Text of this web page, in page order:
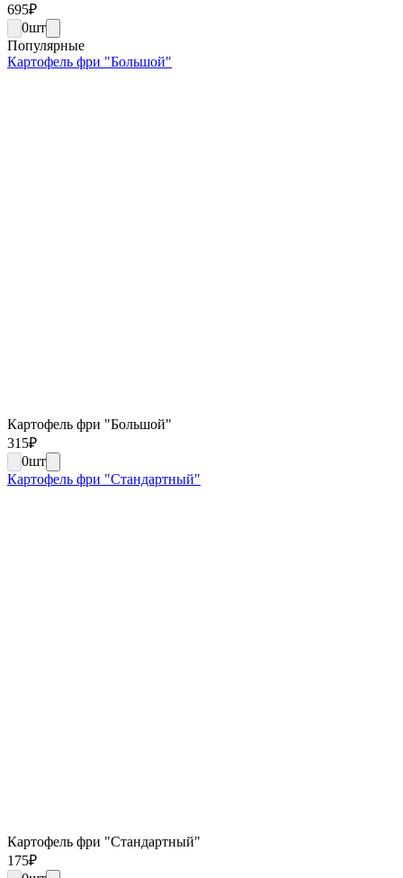
695₽
0шт
Популярные
Картофель фри "Большой"
Картофель фри "Большой"
315₽
0шт
Картофель фри "Стандартный"
Картофель фри "Стандартный"
175₽